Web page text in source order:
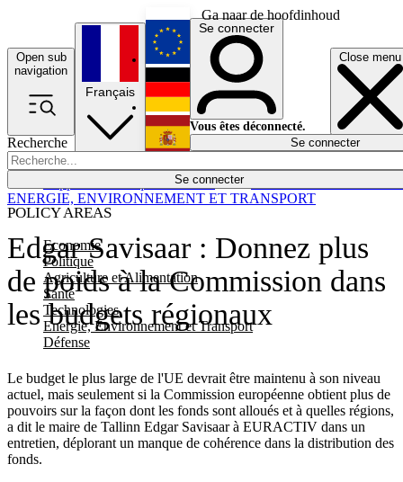
Ga naar de hoofdinhoud
Open sub
navigation
Close menu
Recherche
Se connecter
POLICY AREAS
Economie
Politique
Agriculture et Alimentation
Santé
Technologies
Energie, Environnement et Transport
Défense
Économie
Français
English
Deutsch
Español
Se connecter
Vous êtes déconnecté.
Se connecter
Edgar Savisaar : Donnez plus
de poids à la Commission dans
les budgets régionaux
Le budget le plus large de l'UE devrait être maintenu à son niveau
actuel, mais seulement si la Commission européenne obtient plus de
pouvoirs sur la façon dont les fonds sont alloués et à quelles régions,
a dit le maire de Tallinn Edgar Savisaar à EURACTIV dans un
entretien, déplorant un manque de cohérence dans la distribution des
fonds.
ENERGIE, ENVIRONNEMENT ET TRANSPORT